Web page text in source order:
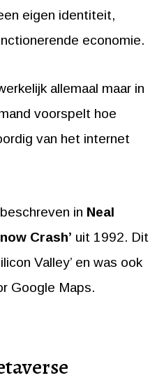
eigen identiteit,
economie.
allemaal maar in
voorspelt hoe
van het internet
in Neal
Crash’ uit 1992. Dit
Valley’ en was ook
Google Maps.